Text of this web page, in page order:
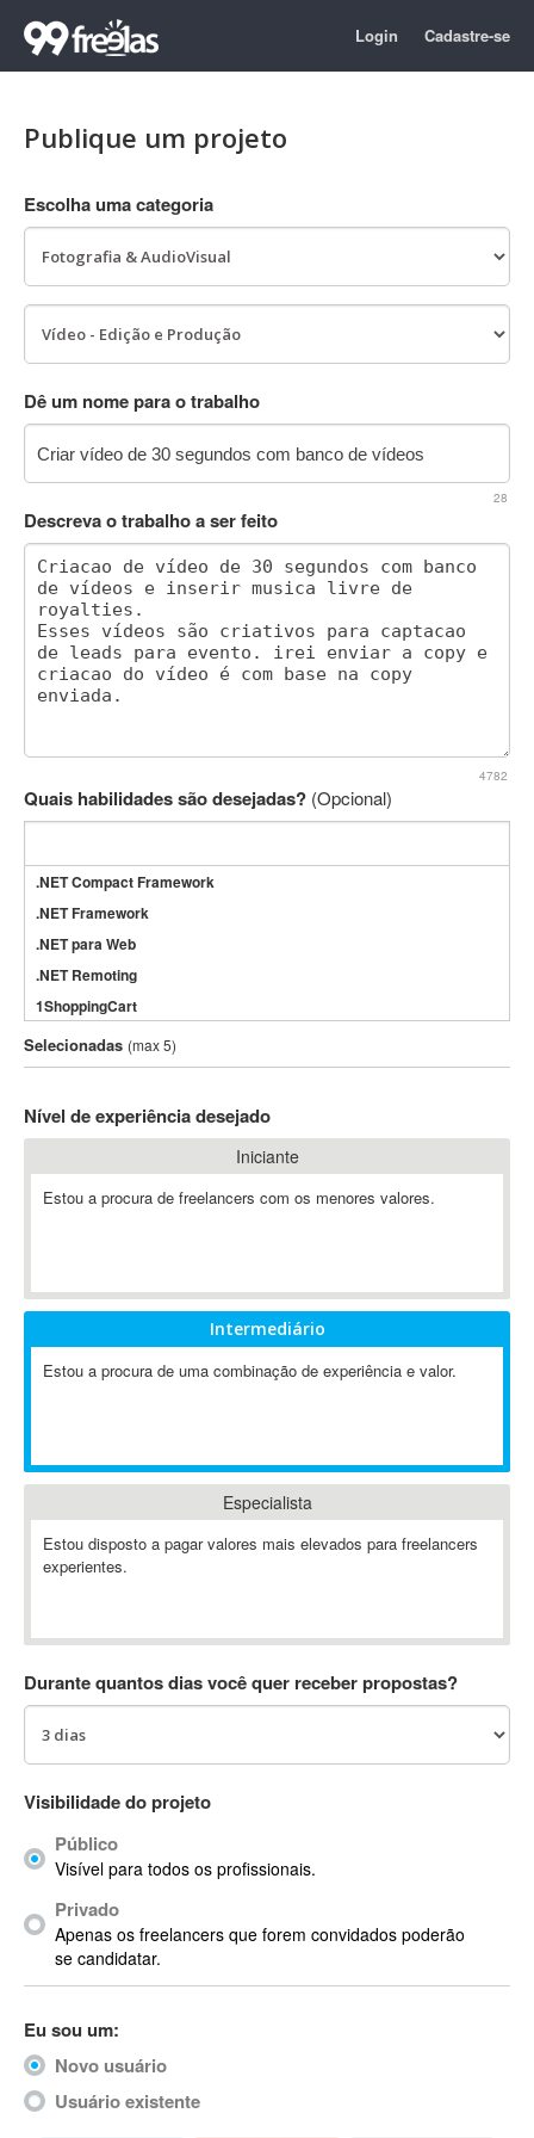
Login Cadastre-se
Publique um projeto
Escolha uma categoria
Dê um nome para o trabalho
28
Descreva o trabalho a ser feito
4782
Quais habilidades são desejadas? (Opcional)
.NET Compact Framework
.NET Framework
.NET para Web
.NET Remoting
1ShoppingCart
3DS Max
3GSM
802.11
A-GPS
ABAP
Abaqus
ABBYY FineReader
Ableton
Ableton Push
Abstract
AC3
ACID Pro
ACPI
Acrobat
Acrobat X
Acronis
ACT
Actimize
ActionScript
ActionScript 3
Selecionadas (max 5)
Nível de experiência desejado
Iniciante
Estou a procura de freelancers com os menores valores.
Intermediário
Estou a procura de uma combinação de experiência e valor.
Especialista
Estou disposto a pagar valores mais elevados para freelancers
experientes.
Durante quantos dias você quer receber propostas?
Visibilidade do projeto
Público
Visível para todos os profissionais.
Privado
Apenas os freelancers que forem convidados poderão
se candidatar.
Eu sou um:
Novo usuário
Usuário existente